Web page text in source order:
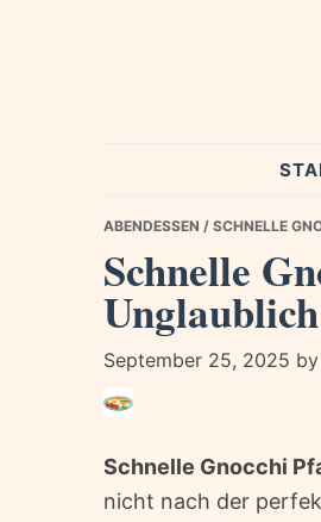
Spezial
Rezepte
ABENDESSEN / SCHNELLE
Schnelle
September 25, 2025 by
Schnelle Gnocchi
nicht nach der